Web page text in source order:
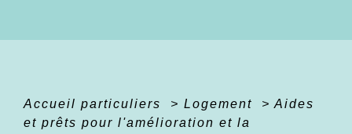
Accueil particuliers > Logement > Aides
et prêts pour l'amélioration et la